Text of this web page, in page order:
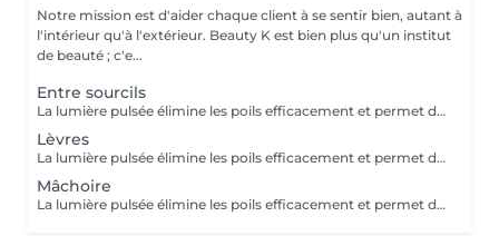
Notre mission est d'aider chaque client à se sentir bien, autant à
l'intérieur qu'à l'extérieur. Beauty K est bien plus qu'un institut
de beauté ; c'e...
Entre sourcils
La lumière pulsée élimine les poils efficacement et permet de soigner les boutons de poils incarnés. ATTENTION - Ne pas mettre de crème et/ou de parfum sur la zone à épiler - Ne pas être sous traitement médicamenteux photo sensibilisant au moment de l'épilation
Lèvres
La lumière pulsée élimine les poils efficacement et permet de soigner les boutons de poils incarnés. ATTENTION - Ne pas mettre de crème et/ou de parfum sur la zone à épiler - Ne pas être sous traitement médicamenteux photo sensibilisant au moment de l'épilation
Mâchoire
La lumière pulsée élimine les poils efficacement et permet de soigner les boutons de poils incarnés. ATTENTION - Ne pas mettre de crème et/ou de parfum sur la zone à épiler - Ne pas être sous traitement médicamenteux photo sensibilisant au moment de l'épilation